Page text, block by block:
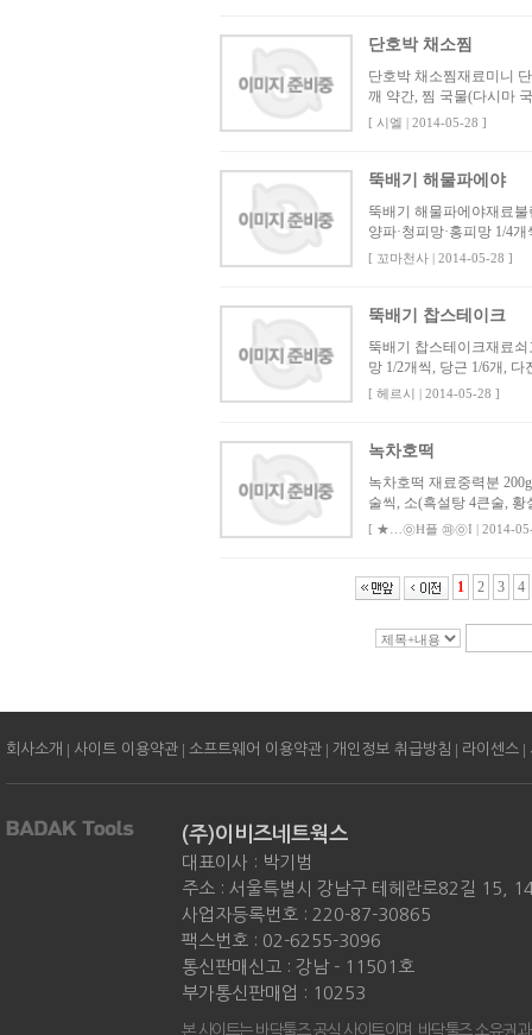
단호박 채소찜
단호박 채소찜재료미니
깨 약간, 찜 국물(다시마
[ 시엘 | 2014-05-28 ]
뚝배기 해물파에야
뚝배기 해물파에야재료
양파·청피망·홍피망 1/4
[ 꼬마천사 | 2014-05-28 ]
뚝배기 찹스테이크
뚝배기 찹스테이크재료쇠
망 1/2개씩, 당근 1/6개,
[ 헤르시 | 2014-05-28 ]
녹차호떡
녹차호떡 재료중력분
술씩, 소(흑설탕 4큰술,
[ ★…㉧Ħ플 ㉺㉧I | 2014-
1 2 3 4
회사소개 | 사이트 이용약관 | 소프트웨어 이용약관 | 개인정보 취급방침 | 라이센스 |
(주)이비즈네트웍스
대표이사 : 박기범
주소 : 서울특별시 강남구 테헤란로82길 15,
사업자등록번호 : 220-87-30865
팩스번호 : 02-6255-3096
통신판매신고 : 강남 - 11501호
부가통신판매업 : 10253
본 사이트는 바닥툴즈 공식 사이트이며, 바닥툴즈 소유권